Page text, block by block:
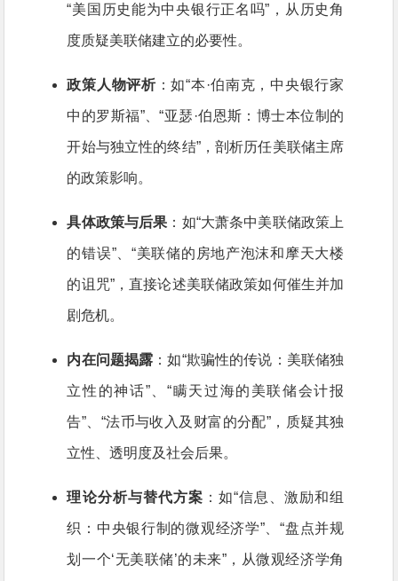
“美国历史能为中央银行正名吗”，从历史角
度质疑美联储建立的必要性。
政策人物评析：如“本·伯南克，中央银行家
中的罗斯福”、“亚瑟·伯恩斯：博士本位制的
开始与独立性的终结”，剖析历任美联储主席
的政策影响。
具体政策与后果 ：如“大萧条中美联储政策上
的错误”、“美联储的房地产泡沫和摩天大楼
的诅咒”，直接论述美联储政策如何催生并加
剧危机。
内在问题揭露 ：如“欺骗性的传说：美联储独
立性的神话”、“瞒天过海的美联储会计报
告”、“法币与收入及财富的分配”，质疑其独
立性、透明度及社会后果。
理论分析与替代方案 ：如“信息、激励和组
织：中央银行制的微观经济学”、“盘点并规
划一个‘无美联储’的未来”，从微观经济学角